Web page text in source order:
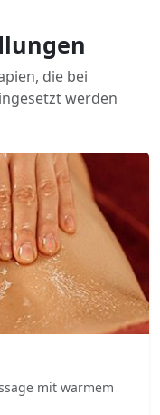
die bei
werden
mit warmem